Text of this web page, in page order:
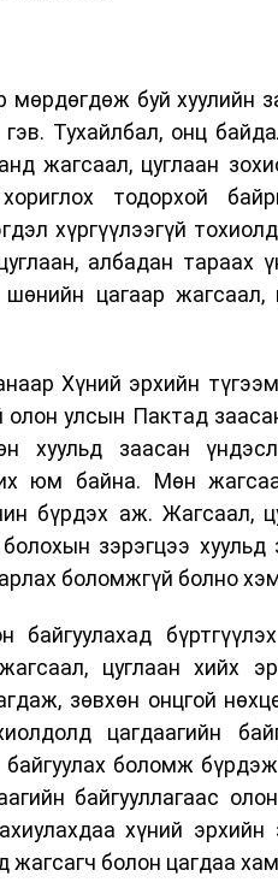
мөрдөгдөж буй хуулийн
Тухайлбал, онц
жагсаал, цуглаан
тодорхой
хүргүүлээгүй
албадан тараах
цагаар жагсаал,
Хүний эрхийн
улсын Пактад
хуульд заасан
юм байна. Мөн
бүрдэх аж. Жагсаал,
зэрэгцээ
боломжгүй болно
байгуулахад
цуглаан хийх
зөвхөн онцгой
цагдаагийн
боломж
байгууллагаас
хүний эрхийн
жагсагч болон цагдаа